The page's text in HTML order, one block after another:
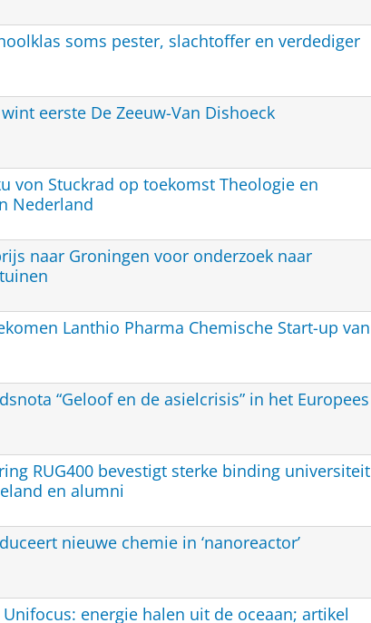
soms pester, slachtoffer en verdediger
eerste De Zeeuw-Van Dishoeck
von Stuckrad op toekomst Theologie en
Nederland
naar Groningen voor onderzoek naar
Lanthio Pharma Chemische Start-up van
“Geloof en de asielcrisis” in het Europees
RUG400 bevestigt sterke binding universiteit
en alumni
nieuwe chemie in ‘nanoreactor’
energie halen uit de oceaan; artikel